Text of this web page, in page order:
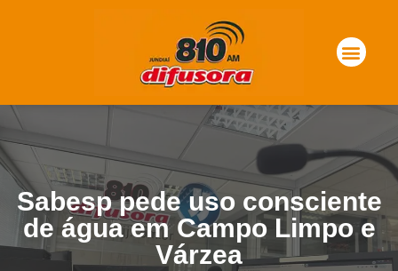
Sabesp pede uso consciente
de água em Campo Limpo e
Várzea